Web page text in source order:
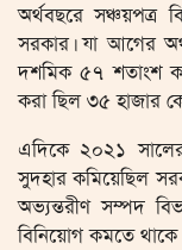
অর্থবছরে সঞ্চয়পত্র
সরকার। যা আগের
দশমিক ৫৭ শতাংশ
করা ছিল ৩৫ হাজার
এদিকে ২০২১ সালের
সুদহার কমিয়েছিল
অভ্যন্তরীণ সম্পদ
বিনিয়োগ কমতে